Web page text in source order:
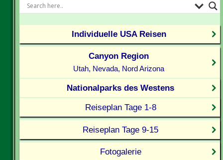
Individuelle USA Reisen
Canyon Region
Utah, Nevada, Nord Arizona
Nationalparks des Westens
Reiseplan Tage 1-8
Reiseplan Tage 9-15
Fotogalerie